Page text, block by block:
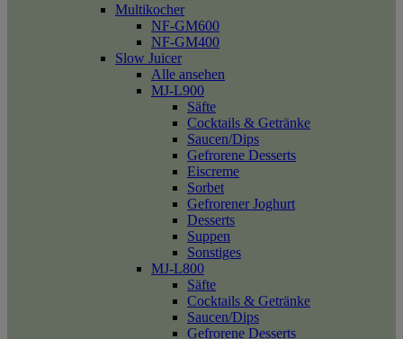
Multikocher
NF-GM600
NF-GM400
Slow Juicer
Alle ansehen
MJ-L900
Säfte
Cocktails & Getränke
Saucen/Dips
Gefrorene Desserts
Eiscreme
Sorbet
Gefrorener Joghurt
Desserts
Suppen
Sonstiges
MJ-L800
Säfte
Cocktails & Getränke
Saucen/Dips
Gefrorene Desserts